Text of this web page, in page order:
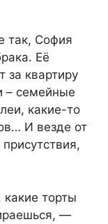
так, София
Её
за квартиру
– семейные
какие-то
И везде от
торты
—